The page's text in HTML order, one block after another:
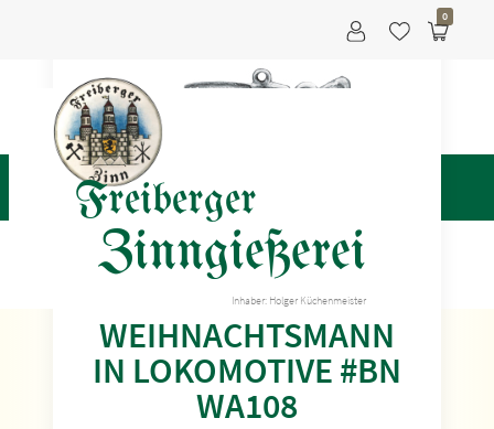
Freiberger
Zinngießerei
Inhaber: Holger Küchenmeister
0
Höhe: ca. 5 cm
WEIHNACHTSMANN
IN LOKOMOTIVE #BN
WA108